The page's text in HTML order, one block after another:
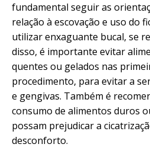
fundamental seguir as
relação à escovação e uso do
utilizar enxaguante bucal, se
disso, é importante evitar
quentes ou gelados nas
procedimento, para evitar a
e gengivas. Também é
consumo de alimentos duros
possam prejudicar a
desconforto.